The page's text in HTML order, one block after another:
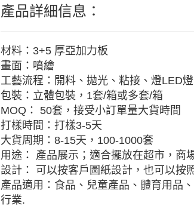
產品詳細信息：
材料：3+5 厚亞加力板
畫面：噴繪
工藝流程：開料、拋光、粘接、燈LED
包裝：立體包裝，1套/箱或多套/箱
MOQ： 50套，接受小訂單量大貨時間
打樣時間：打樣3-5天
大貨周期：8-15天，100-1000套
用途： 產品展示；適合擺放在超市，商
設計： 可以按客戶圖紙設計，也可以按
產品適用：食品、兒童產品、體育用品
行業.